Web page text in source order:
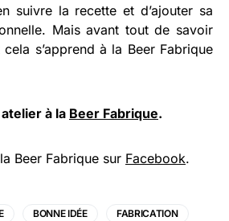
suivre la recette et d’ajouter sa
Mais avant tout de savoir
s’apprend à la Beer Fabrique
à la Beer Fabrique.
Beer Fabrique sur Facebook.
BONNE IDÉE FABRICATION